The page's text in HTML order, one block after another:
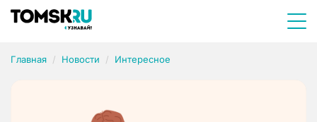
Главная Новости Интересное